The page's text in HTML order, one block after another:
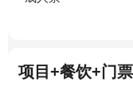
项目+餐饮+门票